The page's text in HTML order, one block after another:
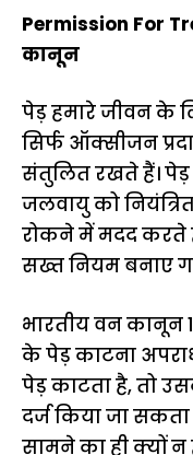
Permission For
कानून
पेड़ हमारे जीवन के
सिर्फ ऑक्सीजन
संतुलित रखते हैं।
जलवायु को
रोकने में मदद करते
सख्त नियम बनाए
भारतीय वन कानून
के पेड़ काटना
पेड़ काटता है, तो
दर्ज किया जा
सामने का ही क्यों